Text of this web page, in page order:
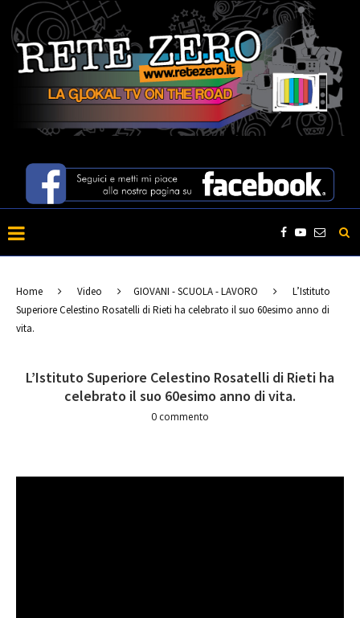
Home Video GIOVANI - SCUOLA - LAVORO
L’Istituto
Superiore Celestino Rosatelli di Rieti ha celebrato il suo 60esimo anno di
vita.
L’Istituto Superiore Celestino Rosatelli di Rieti ha
celebrato il suo 60esimo anno di vita.
0 commento